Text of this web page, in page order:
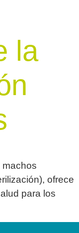
la
machos
ofrece
para los